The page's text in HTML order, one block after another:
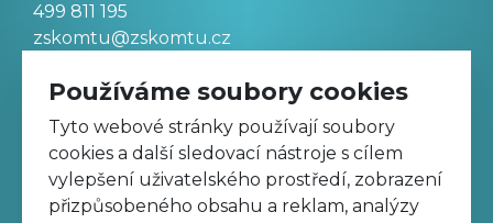
499 811 195
zskomtu@zskomtu.cz
Prohlášení o přístupnosti stránek
Nastavení cookies
Používáme soubory cookies
Tyto webové stránky používají soubory
cookies a další sledovací nástroje s cílem
vylepšení uživatelského prostředí, zobrazení
přizpůsobeného obsahu a reklam, analýzy